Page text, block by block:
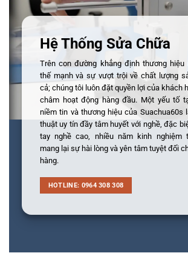
Hệ Thống Sửa Chữa
Trên con đường khẳng định thương hiệu
thế mạnh và sự vượt trội về chất lượng
cả; chúng tôi luôn đặt quyền lợi của khách
châm hoạt động hàng đầu. Một yếu tố
niềm tin và thương hiệu của Suachua60s
thuật uy tín đầy tâm huyết với nghề, đặc
tay nghề cao, nhiều năm kinh nghiệm
mang lại sự hài lòng và yên tâm tuyệt đối
hàng.
HOTLINE: 0964 308 308